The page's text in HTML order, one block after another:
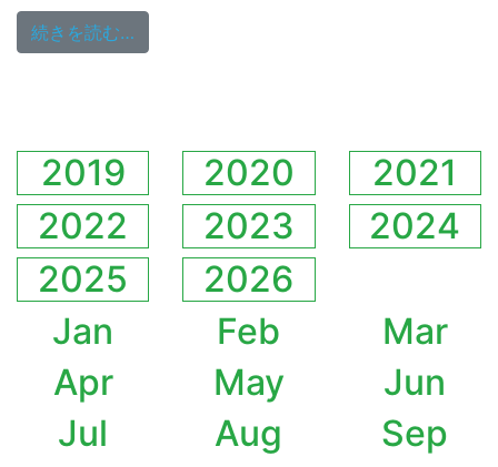
続きを読む…
2019 2020
2021
2022
2023
2024
2025
2026
Jan
Feb
Mar
Apr
May
Jun
Jul
Aug
Sep